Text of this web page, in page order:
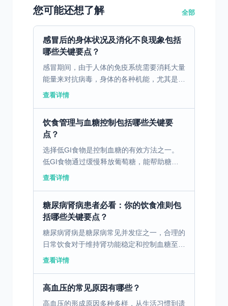
您可能还想了解 全部
感冒后的身体状况及消化不良现象包括
哪些关键要点？
感冒期间，由于人体的免疫系统需要消耗大量
能量来对抗病毒，身体的各种机能，尤其是消
化系统，可能会受到影响。免疫系统启动后，
查看详情
饮食管理与血糖控制包括哪些关键要
点？
选择低GI食物是控制血糖的有效方法之一。
低GI食物通过缓慢释放葡萄糖，能帮助糖尿
病患者维持稳定的血糖水平。避免高糖高脂饮
查看详情
糖尿病肾病患者必看：你的饮食准则包
括哪些关键要点？
糖尿病肾病是糖尿病常见并发症之一，合理的
日常饮食对于维持肾功能稳定和控制血糖至关
重要。以下将从碳水化合物、钠盐和蛋白质的
查看详情
高血压的常见原因有哪些？
高血压的形成原因多种多样，从生活习惯到遗